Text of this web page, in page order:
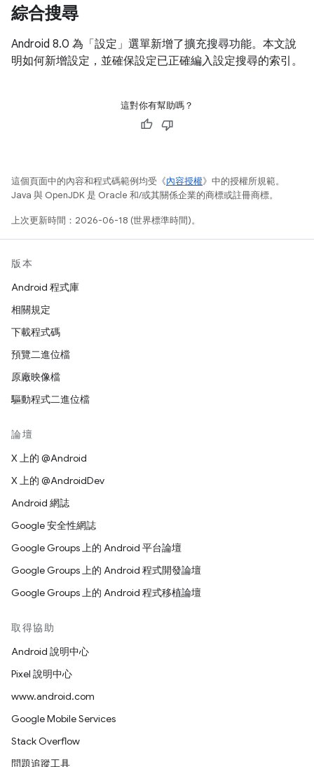
綜合搜尋
Android 8.0 為「設定」選單新增了擴充搜尋功能。本文說
明如何新增設定，並確保設定已正確編入設定搜尋的索引。
這對你有幫助嗎？
這個頁面中的內容和程式碼範例均受《內容授權》中的授權所規範。
Java 與 OpenJDK 是 Oracle 和/或其關係企業的商標或註冊商標。
上次更新時間：2026-06-18 (世界標準時間)。
版本
Android 程式庫
相關規定
下載程式碼
預覽二進位檔
原廠映像檔
驅動程式二進位檔
論壇
X 上的 @Android
X 上的 @AndroidDev
Android 網誌
Google 安全性網誌
Google Groups 上的 Android 平台論壇
Google Groups 上的 Android 程式開發論壇
Google Groups 上的 Android 程式移植論壇
取得協助
Android 說明中心
Pixel 說明中心
www.android.com
Google Mobile Services
Stack Overflow
問題追蹤工具